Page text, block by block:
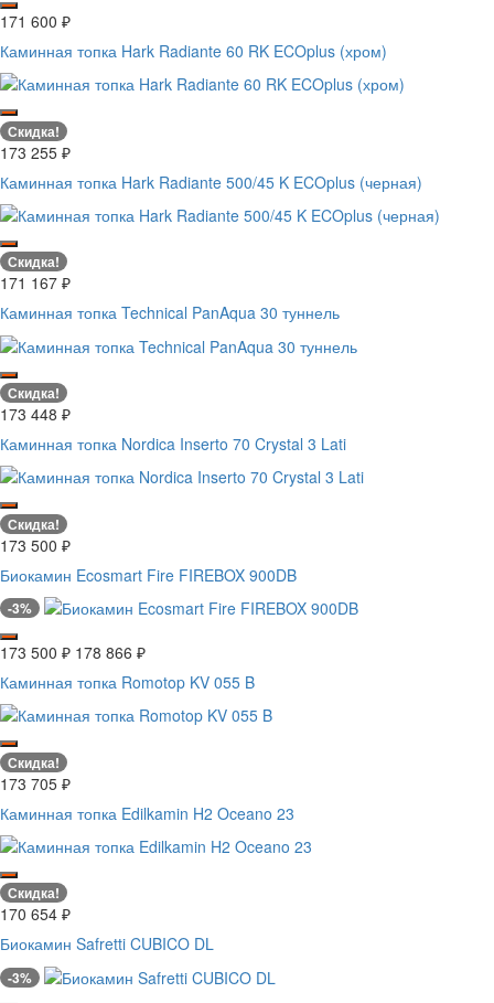
171 600 ₽
Каминная топка Hark Radiante 60 RK ECOplus (хром)
Скидка!
173 255 ₽
Каминная топка Hark Radiante 500/45 K ECOplus (черная)
Скидка!
171 167 ₽
Каминная топка Technical PanAqua 30 туннель
Скидка!
173 448 ₽
Каминная топка Nordica Inserto 70 Crystal 3 Lati
Скидка!
173 500 ₽
Биокамин Ecosmart Fire FIREBOX 900DB
-3%
173 500 ₽ 178 866 ₽
Каминная топка Romotop KV 055 B
Скидка!
173 705 ₽
Каминная топка Edilkamin H2 Oceano 23
Скидка!
170 654 ₽
Биокамин Safretti CUBICO DL
-3%